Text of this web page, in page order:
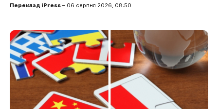
Переклад iPress – 06 серпня 2026, 08:50